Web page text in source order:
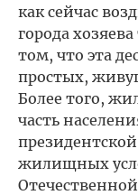
как сейчас
города
том, что эта
простых,
Более того,
часть
жилищных